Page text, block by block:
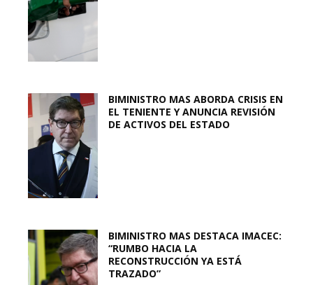
BIMINISTRO MAS ABORDA CRISIS EN
EL TENIENTE Y ANUNCIA REVISIÓN
DE ACTIVOS DEL ESTADO
BIMINISTRO MAS DESTACA IMACEC:
“RUMBO HACIA LA
RECONSTRUCCIÓN YA ESTÁ
TRAZADO”